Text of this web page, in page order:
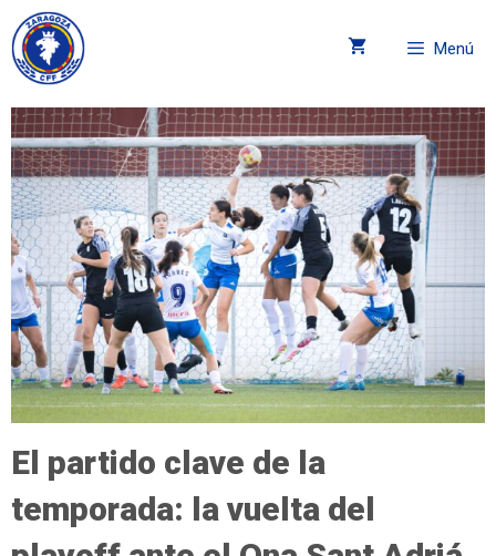
Menú
El partido clave de la
temporada: la vuelta del